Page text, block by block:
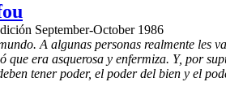
September-October 1986
A algunas personas realmente les
que era asquerosa y enfermiza. Y, por
tener poder, el poder del bien y el